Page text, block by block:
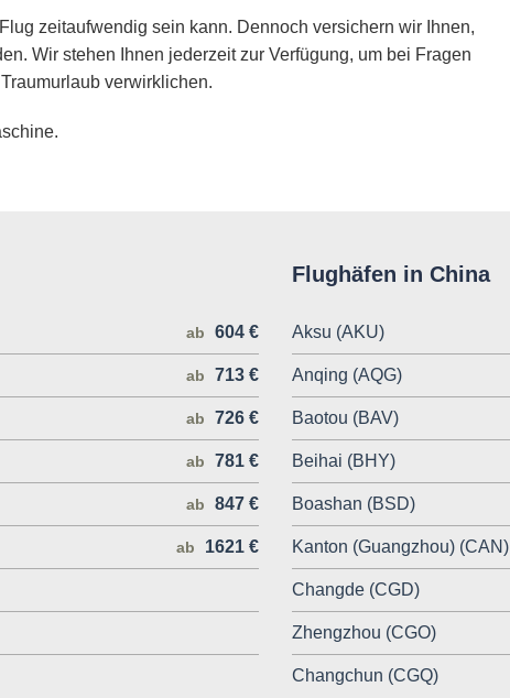
zeitaufwendig sein kann. Dennoch versichern wir Ihnen,
Wir stehen Ihnen jederzeit zur Verfügung, um bei Fragen
verwirklichen.
ab 604 €
ab 713 €
ab 726 €
ab 781 €
ab 847 €
ab 1621 €
Flughäfen in China
Aksu (AKU)
Anqing (AQG)
Baotou (BAV)
Beihai (BHY)
Boashan (BSD)
Kanton (Guangzhou) (CAN)
Changde (CGD)
Zhengzhou (CGO)
Changchun (CGQ)